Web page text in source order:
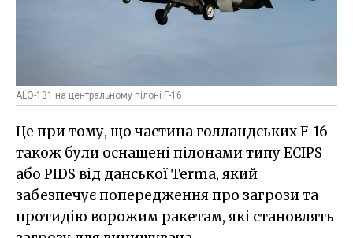
ALQ-131 на центральному пілоні F-16
Це при тому, що частина голландських F-16
також були оснащені пілонами типу ECIPS
або PIDS від данської Terma, який
забезпечує попередження про загрози та
протидію ворожим ракетам, які становлять